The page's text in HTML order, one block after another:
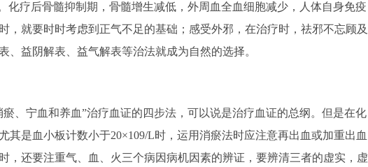
化疗后骨髓抑制期，骨髓增生减低，外周血全血细胞减少，人体自身免疫
，就要时时考虑到正气不足的基础；感受外邪，在治疗时，祛邪不忘顾及
、益阴解表、益气解表等治法就成为自然的选择。
宁血和养血”治疗血证的四步法，可以说是治疗血证的总纲。但是在化
其是血小板计数小于20×109/L时，运用消瘀法时应注意再出血或加重出血
，还要注重气、血、火三个病因病机因素的辨证，要辨清三者的虚实，虚